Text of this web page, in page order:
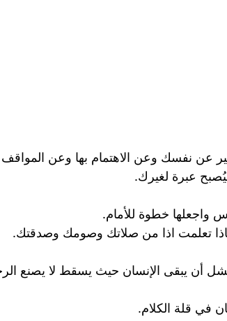
عن نفسك وعن الاهتمام بها وعن المواقف
عبرة لغيرك.
واجعلها خطوة للأمام.
تعلمت اذا من صلاتك وصومك وصدقتك.
أن يبقى الإنسان حيث يسقط لا يصنع
في قلة الكلام.